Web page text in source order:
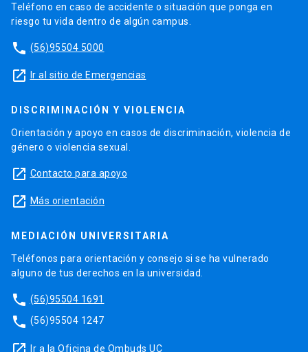
Teléfono en caso de accidente o situación que ponga en
riesgo tu vida dentro de algún campus.
phone (56)95504 5000
launch Ir al sitio de Emergencias
DISCRIMINACIÓN Y VIOLENCIA
Orientación y apoyo en casos de discriminación, violencia de
género o violencia sexual.
launch Contacto para apoyo
launch Más orientación
MEDIACIÓN UNIVERSITARIA
Teléfonos para orientación y consejo si se ha vulnerado
alguno de tus derechos en la universidad.
phone (56)95504 1691
phone (56)95504 1247
Ir a la Oficina de Ombuds UC